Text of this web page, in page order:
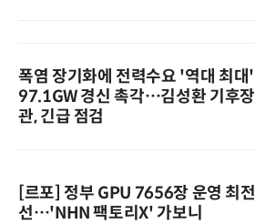
폭염 장기화에 전력수요 '역대 최대'
97.1GW 경신 촉각…김성환 기후장
관, 긴급 점검
[르포] 정부 GPU 7656장 운영 최전
선…'NHN 팩토리X' 가보니